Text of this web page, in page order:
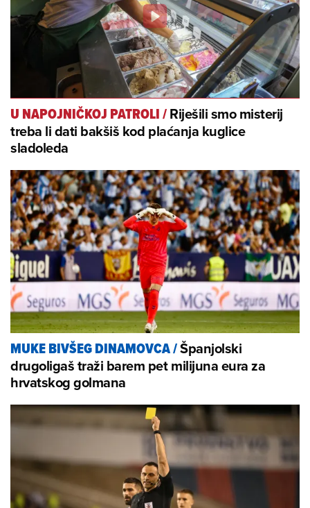
U NAPOJNIČKOJ PATROLI/Riješili smo misterij
treba li dati bakšiš kod plaćanja kuglice
sladoleda
MUKE BIVŠEG DINAMOVCA/Španjolski
drugoligaš traži barem pet milijuna eura za
hrvatskog golmana